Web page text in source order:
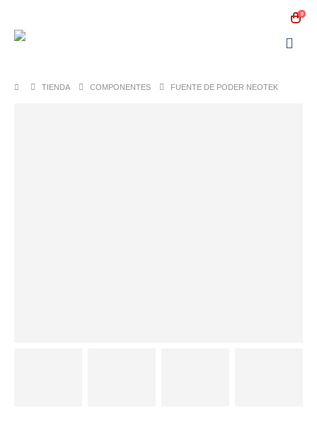
0
TIENDA COMPONENTES FUENTE DE PODER NEOTEK